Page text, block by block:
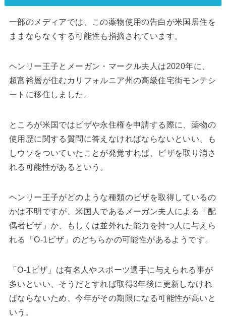
一部のメディアでは、この薬物使用の告白が米国居住を
ままならなくする可能性も指摘されています。
ヘンリー王子とメーガン・マークル夫人は2020年に、
超富裕層が住むカリフォルニア州の高級住宅街モンテシ
ートに移住しました。
ところが米国ではビザや永住権を申請する際に、薬物の
使用歴に関する質問に答えなければならないといい、も
しウソをついていたことが発覚すれば、ビザを取り消さ
れる可能性があるという。
ヘンリー王子がどのような種類のビザを取得しているの
かは不明ですが、米国人であるメーガン夫人による「配
偶者ビザ」か、もしくは並外れた能力を持つ人に与えら
れる「O-1ビザ」のどちらかの可能性があるようです。
「O-1ビザ」は有名人やスポーツ選手に与えられる事が
多いといい、そうだとすれば取得3年後に更新しなけれ
ばならないため、今年がその期限になる可能性が高いと
いう。